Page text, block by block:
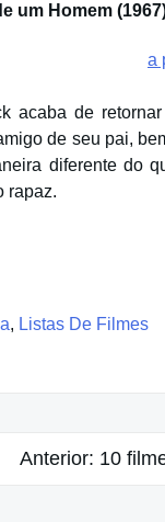
um Homem
acaba de
de seu pai,
diferente do
rapaz.
, Listas De Filmes
Anterior: 10